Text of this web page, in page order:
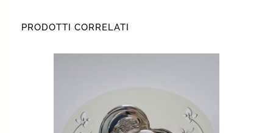
PRODOTTI CORRELATI